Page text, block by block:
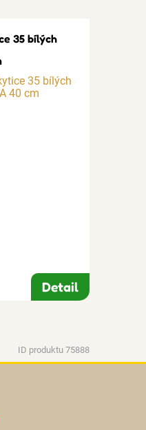
35 bílých
Detail
ID produktu 75888